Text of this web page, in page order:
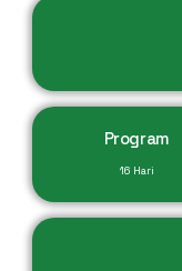
Program
16 Hari